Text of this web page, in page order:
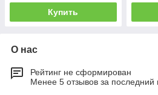
Купить
О нас
Рейтинг не сформирован
Менее 5 отзывов за последний